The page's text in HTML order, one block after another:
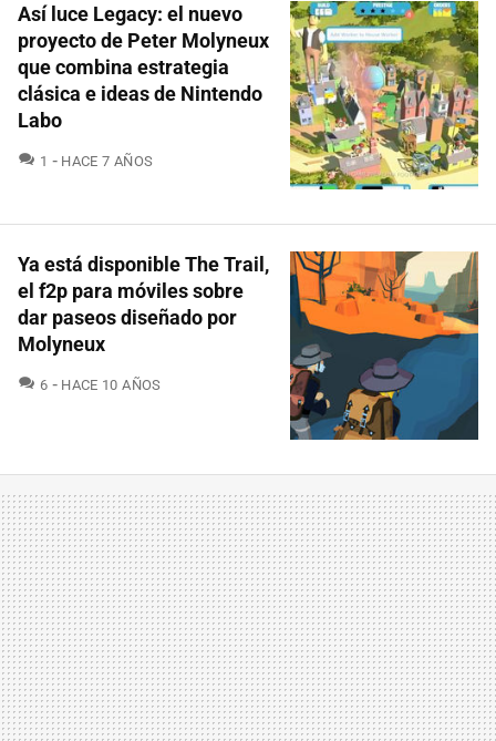
Así luce Legacy: el nuevo
proyecto de Peter Molyneux
que combina estrategia
clásica e ideas de Nintendo
Labo
1 COMENTARIOS
HACE 7 AÑOS
Ya está disponible The Trail,
el f2p para móviles sobre
dar paseos diseñado por
Molyneux
6 COMENTARIOS
HACE 10 AÑOS